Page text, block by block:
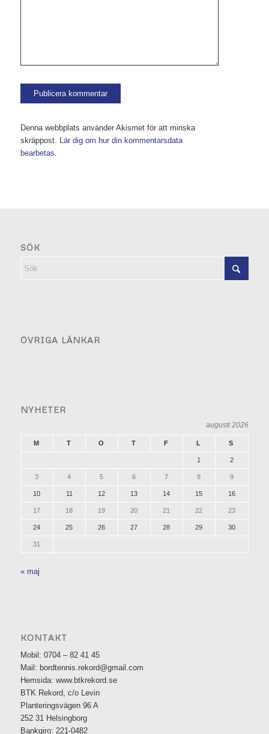
Denna webbplats använder Akismet för att minska
skräppost. Lär dig om hur din kommentarsdata
bearbetas.
SÖK
ÖVRIGA LÄNKAR
NYHETER
augusti 2026
M T O T F L S
1 2
3 4 5 6 7 8 9
10 11 12 13 14 15 16
17 18 19 20 21 22 23
24 25 26 27 28 29 30
31
« maj
KONTAKT
Mobil: 0704 – 82 41 45
Mail: bordtennis.rekord@gmail.com
Hemsida: www.btkrekord.se
BTK Rekord, c/o Levin
Planteringsvägen 96 A
252 31 Helsingborg
Bankgiro: 221-0482